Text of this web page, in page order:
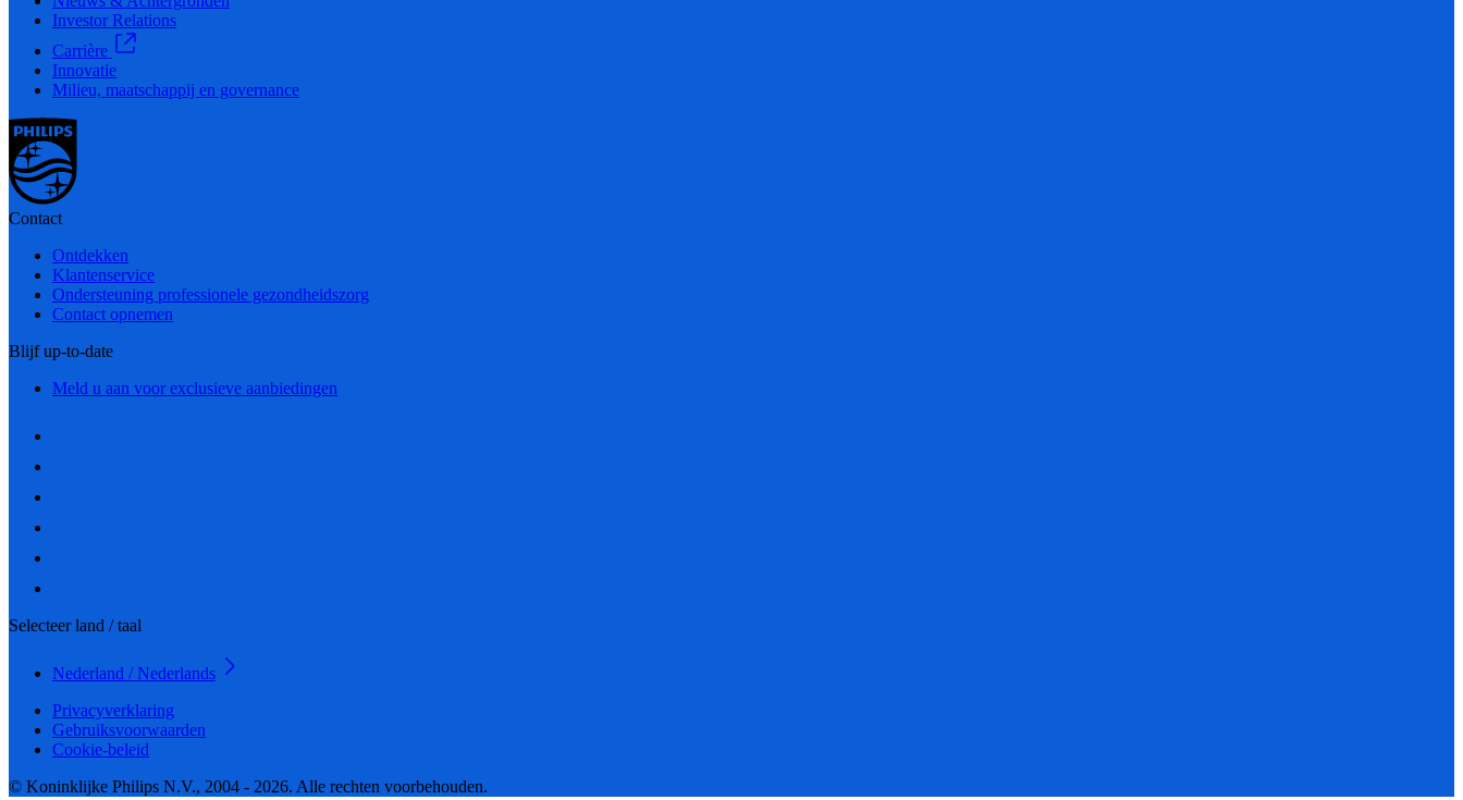
Investor Relations
Carrière
Innovatie
Milieu, maatschappij en governance
Contact
Ontdekken
Klantenservice
Ondersteuning professionele gezondheidszorg
Contact opnemen
Blijf up-to-date
Meld u aan voor exclusieve aanbiedingen
Selecteer land / taal
Nederland / Nederlands
Privacyverklaring
Gebruiksvoorwaarden
Cookie-beleid
© Koninklijke Philips N.V., 2004 - 2026. Alle rechten voorbehouden.